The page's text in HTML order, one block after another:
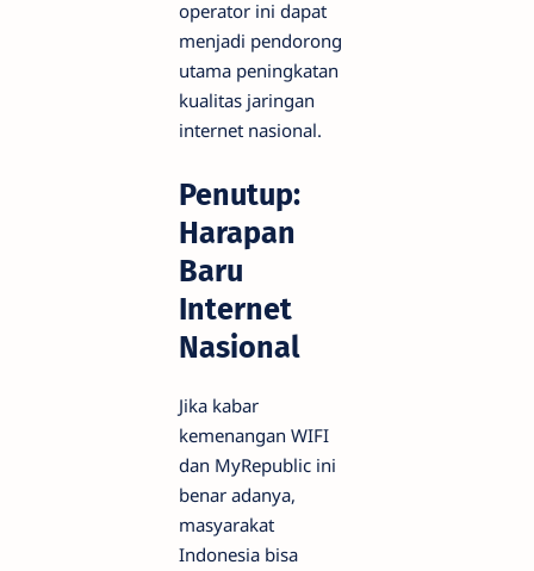
operator ini dapat
menjadi pendorong
utama peningkatan
kualitas jaringan
internet nasional.
Penutup:
Harapan
Baru
Internet
Nasional
Jika kabar
kemenangan WIFI
dan MyRepublic ini
benar adanya,
masyarakat
Indonesia bisa